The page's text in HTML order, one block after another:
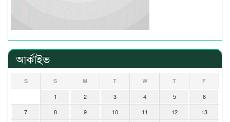
আর্কাইভ
S S M T W T F
1 2 3 4 5
6
7
8 9 10 11 12
13